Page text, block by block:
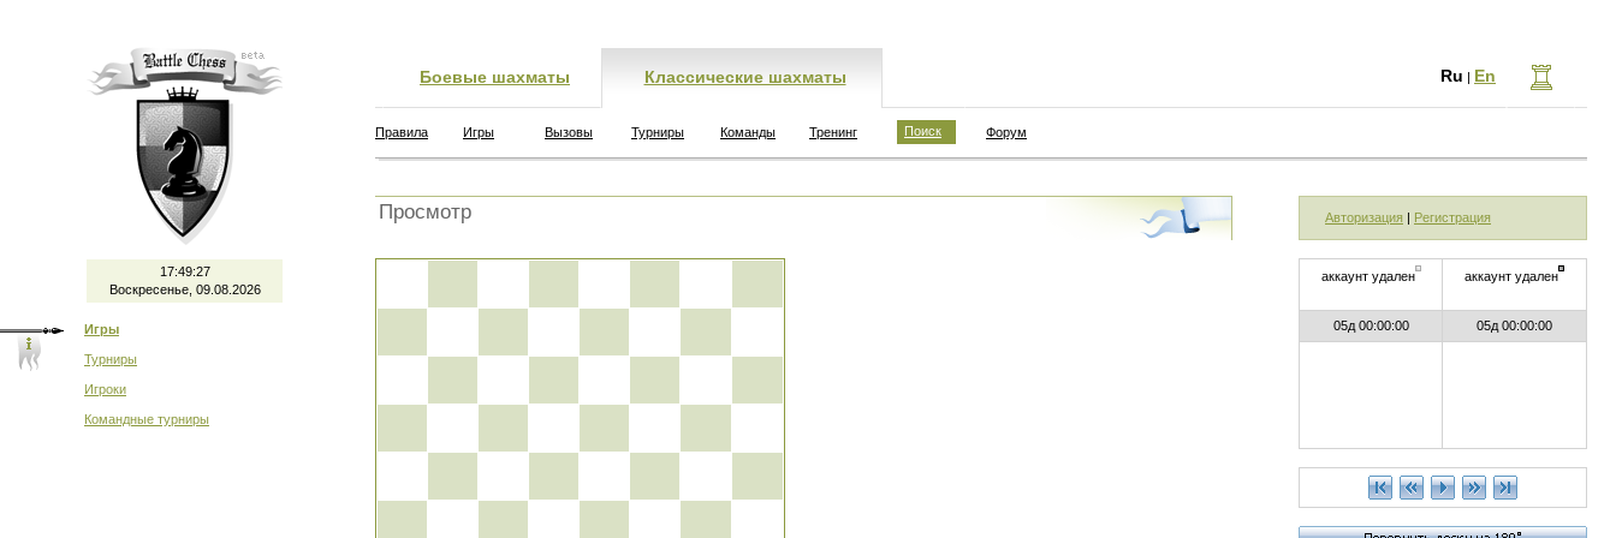
17:49:27
Воскресенье, 09.08.2026
Игры
Турниры
Игроки
Командные турниры
Боевые шахматы Классические шахматы Ru | En
Правила Игры Вызовы Турниры Команды Тренинг Поиск Форум
Просмотр Авторизация | Регистрация
аккаунт удален аккаунт удален
05д 00:00:00 05д 00:00:00